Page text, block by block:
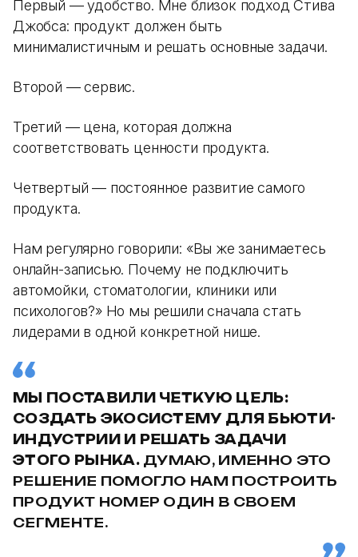
Первый — удобство. Мне близок подход Стива
Джобса: продукт должен быть
минималистичным и решать основные задачи.
Второй — сервис.
Третий — цена, которая должна
соответствовать ценности продукта.
Четвертый — постоянное развитие самого
продукта.
Нам регулярно говорили: «Вы же занимаетесь
онлайн-записью. Почему не подключить
автомойки, стоматологии, клиники или
психологов?» Но мы решили сначала стать
лидерами в одной конкретной нише.
МЫ ПОСТАВИЛИ ЧЕТКУЮ ЦЕЛЬ:
СОЗДАТЬ ЭКОСИСТЕМУ ДЛЯ БЬЮТИ-
ИНДУСТРИИ И РЕШАТЬ ЗАДАЧИ
ЭТОГО РЫНКА. ДУМАЮ, ИМЕННО ЭТО
РЕШЕНИЕ ПОМОГЛО НАМ ПОСТРОИТЬ
ПРОДУКТ НОМЕР ОДИН В СВОЕМ
СЕГМЕНТЕ.